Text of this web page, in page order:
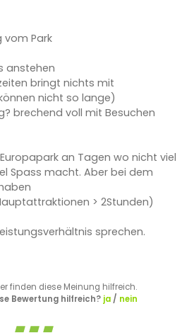
vom Park
anstehen
bringt nichts mit
nicht so lange)
brechend voll mit Besuchen
an Tagen wo nicht viel
Spass macht. Aber bei dem
> 2Stunden)
sprechen.
finden diese Meinung hilfreich.
Bewertung hilfreich? ja/ nein